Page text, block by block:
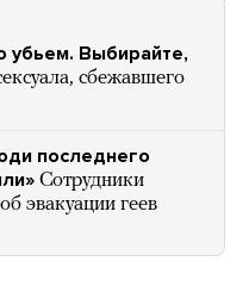
убьем. Выбирайте,
сбежавшего
последнего
Сотрудники
эвакуации геев